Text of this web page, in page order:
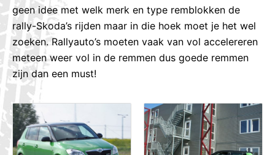
geen idee met welk merk en type remblokken de
rally-Skoda’s rijden maar in die hoek moet je het wel
zoeken. Rallyauto’s moeten vaak van vol accelereren
meteen weer vol in de remmen dus goede remmen
zijn dan een must!